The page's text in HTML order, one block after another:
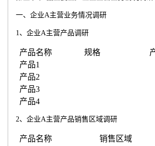
一、企业A主营业务情况调研
1、企业A主营产品调研
产品名称 规格
产品1
产品2
产品3
产品4
2、企业A主营产品销售区域调研
产品名称
销售区域